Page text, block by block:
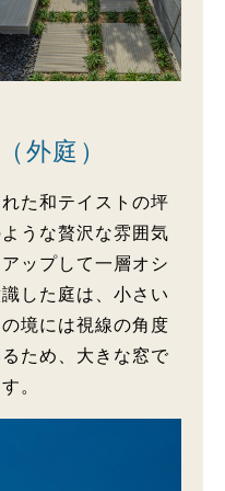
外庭）
た和テイストの坪
うな贅沢な雰囲気
ップして一層オシ
した庭は、小さい
境には視線の角度
ため、大きな窓で
。